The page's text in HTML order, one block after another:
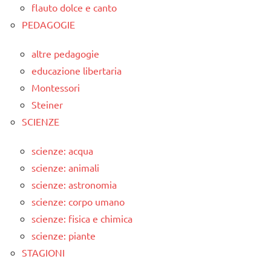
flauto dolce e canto
PEDAGOGIE
altre pedagogie
educazione libertaria
Montessori
Steiner
SCIENZE
scienze: acqua
scienze: animali
scienze: astronomia
scienze: corpo umano
scienze: fisica e chimica
scienze: piante
STAGIONI